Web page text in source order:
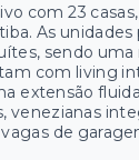
com 23
As
sendo
com living
extensão
venezianas
de